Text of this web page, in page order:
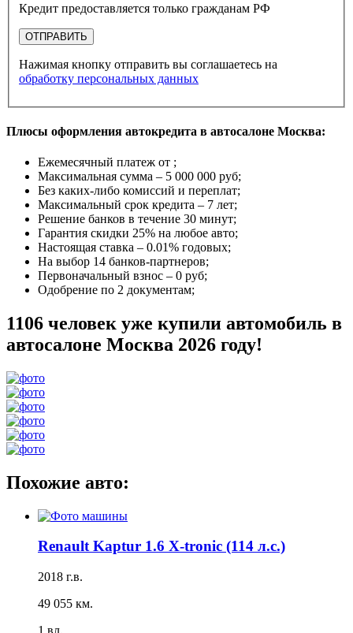
Кредит предоставляется только гражданам РФ
ОТПРАВИТЬ
Нажимая кнопку отправить вы соглашаетесь на
обработку персональных данных
Плюсы оформления автокредита в автосалоне Москва:
Ежемесячный платеж от ;
Максимальная сумма – 5 000 000 руб;
Без каких-либо комиссий и переплат;
Максимальный срок кредита – 7 лет;
Решение банков в течение 30 минут;
Гарантия скидки 25% на любое авто;
Настоящая ставка – 0.01% годовых;
На выбор 14 банков-партнеров;
Первоначальный взнос – 0 руб;
Одобрение по 2 документам;
1106 человек уже купили автомобиль в
автосалоне Москва 2026 году!
Похожие авто:
Renault Kaptur 1.6 X-tronic (114 л.с.)
2018 г.в.
49 055 км.